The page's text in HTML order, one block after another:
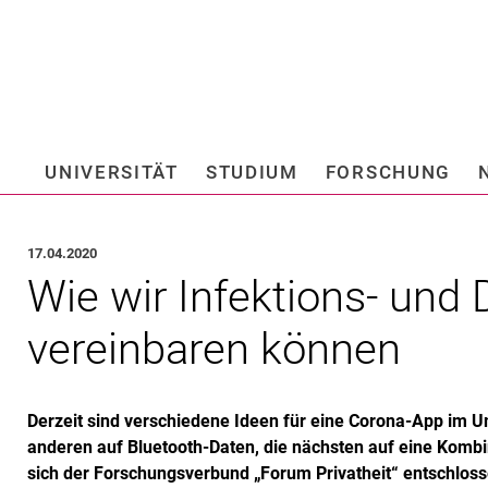
Springe direkt zu:
UNIVERSITÄT STUDIUM FORSCHUNG
17.04.2020
Wie wir Infektions- und
vereinbaren können
Derzeit sind verschiedene Ideen für eine Corona-App im
anderen auf Bluetooth-Daten, die nächsten auf eine
sich der Forschungsverbund „Forum Privatheit“